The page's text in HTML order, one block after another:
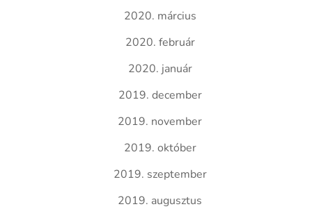
2020. március
2020. február
2020. január
2019. december
2019. november
2019. október
2019. szeptember
2019. augusztus